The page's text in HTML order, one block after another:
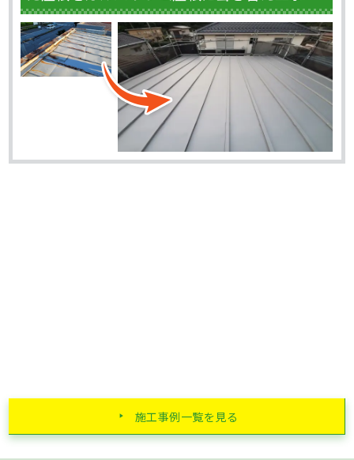
施工事例一覧を見る